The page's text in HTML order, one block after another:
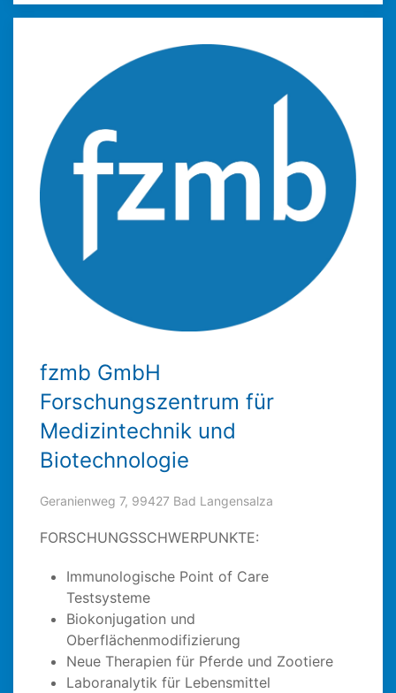
fzmb GmbH
Forschungszentrum für
Medizintechnik und
Biotechnologie
Geranienweg 7, 99427 Bad Langensalza
FORSCHUNGSSCHWERPUNKTE:
Immunologische Point of Care
Testsysteme
Biokonjugation und
Oberflächenmodifizierung
Neue Therapien für Pferde und Zootiere
Laboranalytik für Lebensmittel